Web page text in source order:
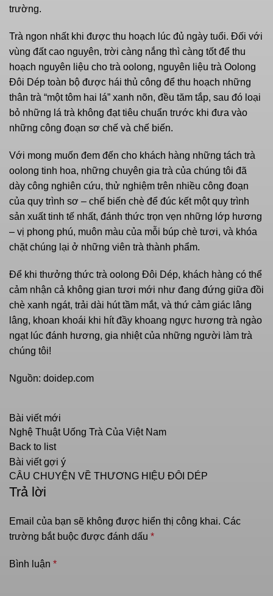
trường.
Trà ngon nhất khi được thu hoạch lúc đủ ngày tuổi. Đối với
vùng đất cao nguyên, trời càng nắng thì càng tốt để thu
hoạch nguyên liệu cho trà oolong, nguyên liệu trà Oolong
Đôi Dép toàn bộ được hái thủ công để thu hoạch những
thân trà “một tôm hai lá” xanh nõn, đều tăm tắp, sau đó loại
bỏ những lá trà không đạt tiêu chuẩn trước khi đưa vào
những công đoạn sơ chế và chế biến.
Với mong muốn đem đến cho khách hàng những tách trà
oolong tinh hoa, những chuyên gia trà của chúng tôi đã
dày công nghiên cứu, thử nghiệm trên nhiều công đoạn
của quy trình sơ – chế biến chè để đúc kết một quy trình
sản xuất tinh tế nhất, đánh thức trọn vẹn những lớp hương
– vị phong phú, muôn màu của mỗi búp chè tươi, và khóa
chặt chúng lại ở những viên trà thành phẩm.
Để khi thưởng thức trà oolong Đôi Dép, khách hàng có thể
cảm nhận cả không gian tươi mới như đang đứng giữa đồi
chè xanh ngát, trải dài hút tầm mắt, và thứ cảm giác lâng
lâng, khoan khoái khi hít đầy khoang ngực hương trà ngào
ngạt lúc đánh hương, gia nhiệt của những người làm trà
chúng tôi!
Nguồn: doidep.com
Bài viết mới
Nghệ Thuật Uống Trà Của Việt Nam
Back to list
Bài viết gợi ý
CÂU CHUYỆN VỀ THƯƠNG HIỆU ĐÔI DÉP
Trả lời
Email của bạn sẽ không được hiển thị công khai. Các
trường bắt buộc được đánh dấu *
Bình luận *